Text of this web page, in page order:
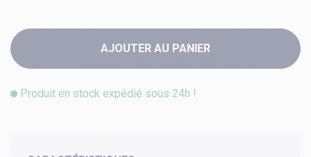
AJOUTER AU PANIER
Produit en stock expédié sous 24h !